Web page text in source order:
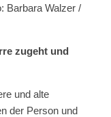
Barbara Walzer /
zugeht und
und alte
der Person und